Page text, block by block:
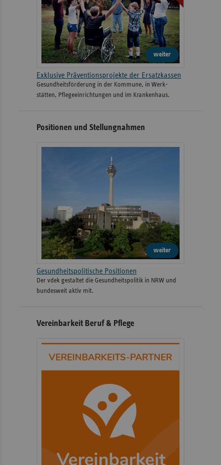
weiter
Exklusive Präventionsprojekte der Ersatzkassen
Gesund­heits­­förderung in der Kommune, in Werk­
stätten, Pflege­einrichtungen und im Kranken­haus.
Positionen und Stellungnahmen
weiter
Gesundheitspolitische Positionen
Der vdek gestaltet die Gesundheitspolitik in NRW und
bundesweit aktiv mit.
Vereinbarkeit Beruf & Pflege